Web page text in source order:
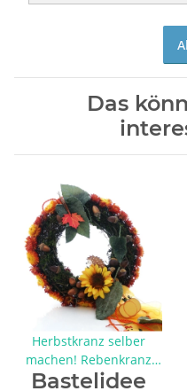
Das
Herbstkranz selber
machen! Rebenkranz
mit Moos, Sonnenblume,
Bastelidee